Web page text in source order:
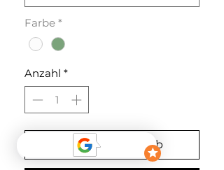
Farbe *
Anzahl *
In den Warenkorb